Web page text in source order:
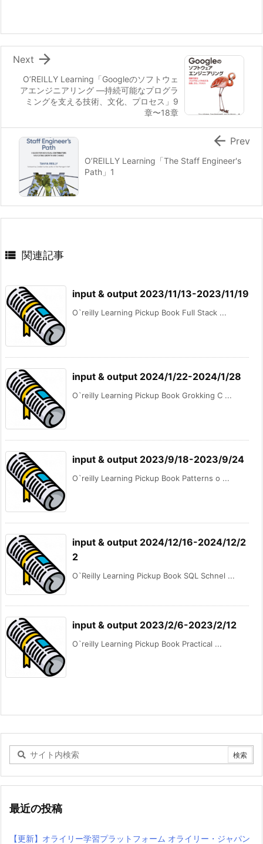
O’REILLY Learning「Googleのソフトウェ
アエンジニアリング ―持続可能なプログラ
ミングを支える技術、文化、プロセス」9
章〜18章

Next
O’REILLY Learning「The Staff Engineer's
Path」1
 Prev
 関連記事
input & output 2023/11/13-2023/11/19
O`reilly Learning Pickup Book Full Stack ...
input & output 2024/1/22-2024/1/28
O`reilly Learning Pickup Book Grokking C ...
input & output 2023/9/18-2023/9/24
O`reilly Learning Pickup Book Patterns o ...
input & output 2024/12/16-2024/12/2
2
O`Reilly Learning Pickup Book SQL Schnel ...
input & output 2023/2/6-2023/2/12
O`reilly Learning Pickup Book Practical ...
最近の投稿
【更新】オライリー学習プラットフォーム オライリー・ジャパン